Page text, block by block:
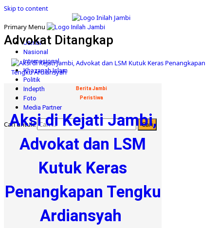
Skip to content
Primary Menu
Jambi
Nasional
Internasional
Khazanah Islam
Politik
Indepth
Foto
Media Partner
Cari untuk:
Advokat Ditangkap
Berita Jambi
Peristiwa
Aksi di Kejati Jambi,
Advokat dan LSM
Kutuk Keras
Penangkapan Tengku
Ardiansyah